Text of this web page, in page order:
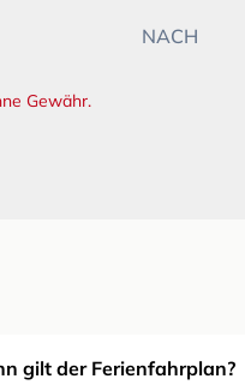
NACH
Gewähr.
gilt der Ferienfahrplan?